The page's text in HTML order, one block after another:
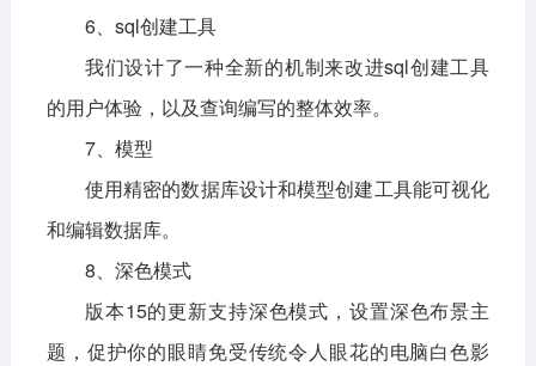
6、sql创建工具
我们设计了一种全新的机制来改进sql创建工具
的用户体验，以及查询编写的整体效率。
7、模型
使用精密的数据库设计和模型创建工具能可视化
和编辑数据库。
8、深色模式
版本15的更新支持深色模式，设置深色布景主
题，促护你的眼睛免受传统令人眼花的电脑白色影